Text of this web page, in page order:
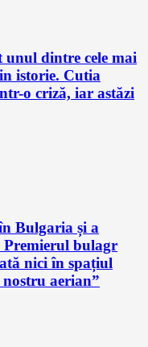
unul dintre cele mai
istorie. Cutia
o criză, iar astăzi
Bulgaria și a
bulagr
nici în spațiul
aerian”